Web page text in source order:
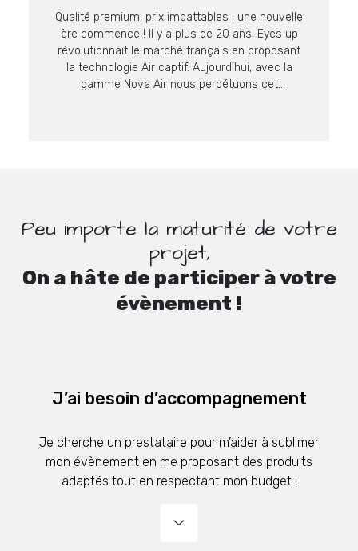
Qualité premium, prix imbattables : une nouvelle
ère commence ! Il y a plus de 20 ans, Eyes up
révolutionnait le marché français en proposant
la technologie Air captif. Aujourd’hui, avec la
gamme Nova Air nous perpétuons cet
Peu importe la maturité de votre
projet,
On a hâte de participer à votre
évènement !
J’ai besoin d’accompagnement
Je cherche un prestataire pour m’aider à sublimer
mon évènement en me proposant des produits
adaptés tout en respectant mon budget !